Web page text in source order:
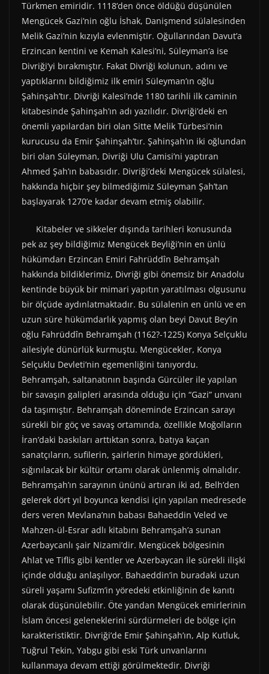
Türkmen emiridir. 1118’den önce öldüğü düşünülen
Mengücek Gazi’nin oğlu İshak, Danişmend sülalesinden
Melik Gazi’nin kızıyla evlenmiştir. Oğullarından Davut’a
Erzincan kentini ve Kemah Kalesi’ni, Süleyman’a ise
Divriği’yi bırakmıştır. Fakat Divriği kolunun, adını ve
yaptıklarını bildiğimiz ilk emiri Süleyman’ın oğlu
Şahinşah’tır. Divriği Kalesi’nde 1180 tarihli ilk caminin
kitabesinde Şahinşah’ın adı yazılıdır. Divriği’deki en
önemli yapılardan biri olan Sitte Melik Türbesi’nin
kurucusu da Emir Şahinşah’tır. Şahinşah’ın iki oğlundan
biri olan Süleyman, Divriği Ulu Camisi’ni yaptıran
Ahmed Şah’ın babasıdır. Divriği’deki Mengücek sülalesi,
hakkında hiçbir şey bilmediğimiz Süleyman Şah’tan
başlayarak 1270’e kadar devam etmiş olabilir.
Kitabeler ve sikkeler dışında tarihleri konusunda
pek az şey bildiğimiz Mengücek Beyliği’nin en ünlü
hükümdarı Erzincan Emiri Fahrüddîn Behramşah
hakkında bildiklerimiz, Divriği gibi önemsiz bir Anadolu
kentinde büyük bir mimari yapıtın yaratılması olgusunu
bir ölçüde aydınlatmaktadır. Bu sülalenin en ünlü ve en
uzun süre hükümdarlık yapmış olan beyi Davut Bey’in
oğlu Fahrüddîn Behramşah (1162?-1225) Konya Selçuklu
ailesiyle dünürlük kurmuştu. Mengücekler, Konya
Selçuklu Devleti’nin egemenliğini tanıyordu.
Behramşah, saltanatının başında Gürcüler ile yapılan
bir savaşın galipleri arasında olduğu için “Gazi” unvanı
da taşımıştır. Behramşah döneminde Erzincan sarayı
sürekli bir göç ve savaş ortamında, özellikle Moğolların
İran’daki baskıları arttıktan sonra, batıya kaçan
sanatçıların, sufilerin, şairlerin himaye gördükleri,
sığınılacak bir kültür ortamı olarak ünlenmiş olmalıdır.
Behramşah’ın sarayının ününü artıran iki ad, Belh’den
gelerek dört yıl boyunca kendisi için yapılan medresede
ders veren Mevlana’nın babası Bahaeddin Veled ve
Mahzen-ül-Esrar adlı kitabını Behramşah’a sunan
Azerbaycanlı şair Nizami’dir. Mengücek bölgesinin
Ahlat ve Tiflis gibi kentler ve Azerbaycan ile sürekli ilişki
içinde olduğu anlaşılıyor. Bahaeddin’in buradaki uzun
süreli yaşamı Sufizm’in yöredeki etkinliğinin de kanıtı
olarak düşünülebilir. Öte yandan Mengücek emirlerinin
İslam öncesi geleneklerini sürdürmeleri de bölge için
karakteristiktir. Divriği’de Emir Şahinşah’ın, Alp Kutluk,
Tuğrul Tekin, Yabgu gibi eski Türk unvanlarını
kullanmaya devam ettiği görülmektedir. Divriği